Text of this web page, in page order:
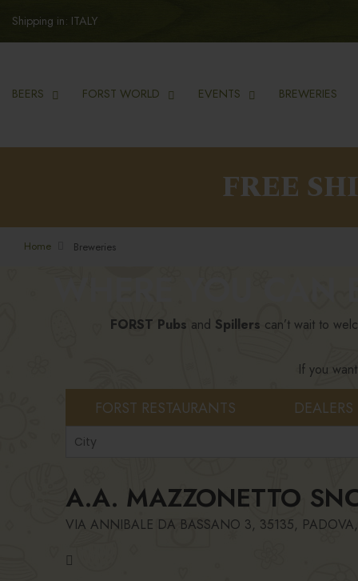
Shipping in: ITALY
BEERS FORST WORLD EVENTS BREWERIES
FREE
Home Breweries
FORST Pubs and Spillers can’t wait to
If you
FORST RESTAURANTS DEALERS
A.A. MAZZONETTO
VIA ANNIBALE DA BASSANO 3, 35135,